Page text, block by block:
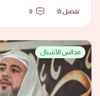
تفضيل 0
مجالس الأشبال